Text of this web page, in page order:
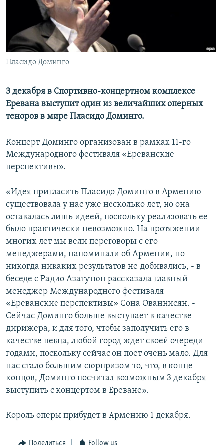
Հայերեն
English
Русский
Пласидо Доминго
3 декабря в Спортивно-концертном комплексе
Еревана выступит один из величайших оперных
теноров в мире Пласидо Доминго.
Концерт Доминго организован в рамках 11-го
Международного фестиваля «Ереванские
перспективы».
«Идея пригласить Пласидо Доминго в Армению
существовала у нас уже несколько лет, но она
оставалась лишь идеей, поскольку реализовать ее
было практически невозможно. На протяжении
многих лет мы вели переговоры с его
менеджерами, напоминали об Армении, но
никогда никаких результатов не добивались, - в
беседе с Радио Азатутюн рассказала главный
менеджер Международного фестиваля
«Ереванские перспективы» Сона Ованнисян. -
Сейчас Доминго больше выступает в качестве
дирижера, и для того, чтобы заполучить его в
качестве певца, любой город ждет своей очереди
годами, поскольку сейчас он поет очень мало. Для
нас стало большим сюрпризом то, что, в конце
концов, Доминго посчитал возможным 3 декабря
выступить с концертом в Ереване».
Король оперы прибудет в Армению 1 декабря.
Поделиться Follow us